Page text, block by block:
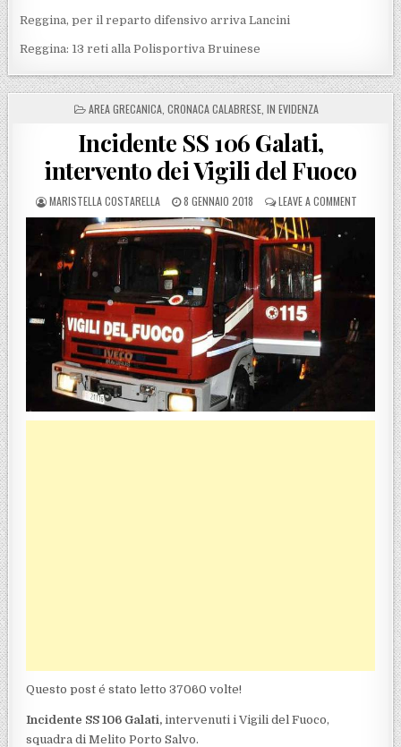
Reggina, per il reparto difensivo arriva Lancini
Reggina: 13 reti alla Polisportiva Bruinese
POSTED IN
AREA GRECANICA, CRONACA CALABRESE, IN EVIDENZA
Incidente SS 106 Galati,
intervento dei Vigili del Fuoco
POSTED BY
MARISTELLA COSTARELLA POSTED ON
8 GENNAIO 2018 LEAVE A COMMENTON
Questo post é stato letto 37060 volte!
Incidente SS 106 Galati, intervenuti i Vigili del Fuoco,
squadra di Melito Porto Salvo.